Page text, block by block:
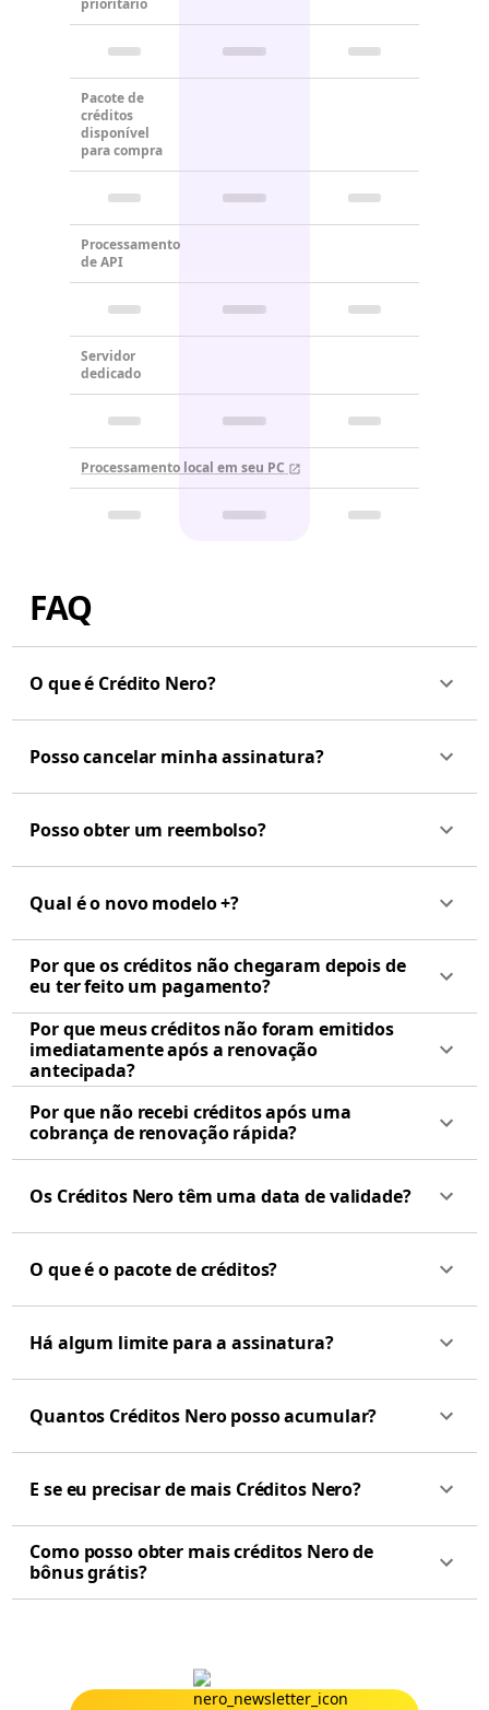
prioritário
Pacote de
créditos
disponível
para compra
Processamento
de API
Servidor
dedicado
Processamento local em seu PC
FAQ
O que é Crédito Nero?
Posso cancelar minha assinatura?
Posso obter um reembolso?
Qual é o novo modelo +?
Por que os créditos não chegaram depois de
eu ter feito um pagamento?
Por que meus créditos não foram emitidos
imediatamente após a renovação
antecipada?
Por que não recebi créditos após uma
cobrança de renovação rápida?
Os Créditos Nero têm uma data de validade?
O que é o pacote de créditos?
Há algum limite para a assinatura?
Quantos Créditos Nero posso acumular?
E se eu precisar de mais Créditos Nero?
Como posso obter mais créditos Nero de
bônus grátis?